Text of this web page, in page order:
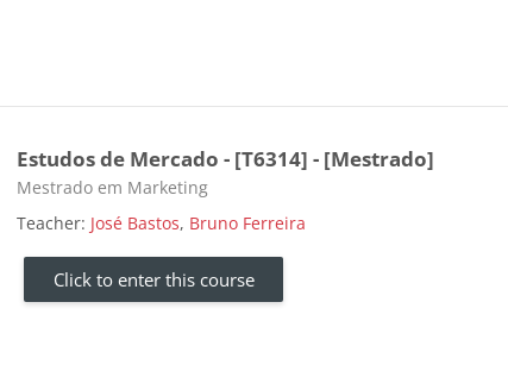
Estudos de Mercado - [T6314] - [Mestrado]
Course category
Mestrado em Marketing
Teacher: José Bastos, Bruno Ferreira
Click to enter this course